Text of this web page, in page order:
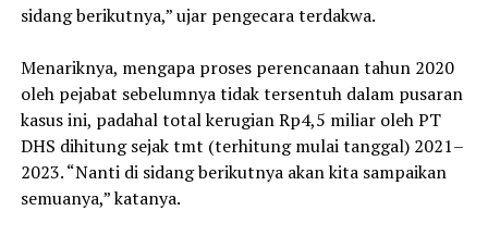
sidang berikutnya,” ujar pengecara terdakwa.
‎Menariknya, mengapa proses perencanaan tahun 2020
oleh pejabat sebelumnya tidak tersentuh dalam pusaran
kasus ini, padahal total kerugian Rp4,5 miliar oleh PT
DHS dihitung sejak tmt (terhitung mulai tanggal) 2021–
2023. “Nanti di sidang berikutnya akan kita sampaikan
semuanya,” katanya.